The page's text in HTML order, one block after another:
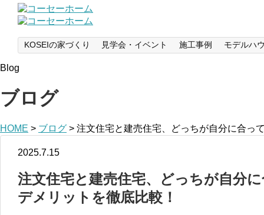
KOSEIの家づくり 見学会・イベント 施工事例 モデルハ
Blog
ブログ
HOME > ブログ > 注文住宅と建売住宅、どっちが自分に合っ
2025.7.15
注文住宅と建売住宅、どっちが自分
デメリットを徹底比較！